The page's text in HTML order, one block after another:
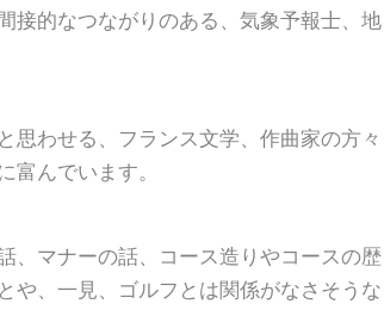
接的なつながりのある、気象予報士、地
思わせる、フランス文学、作曲家の方々
富んでいます。
、マナーの話、コース造りやコースの歴
や、一見、ゴルフとは関係がなさそうな